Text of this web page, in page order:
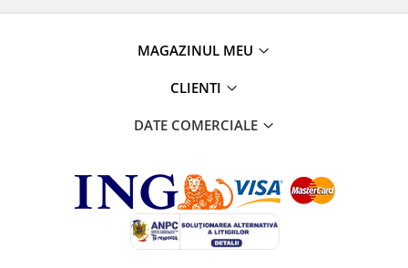
MAGAZINUL MEU
CLIENTI
DATE COMERCIALE